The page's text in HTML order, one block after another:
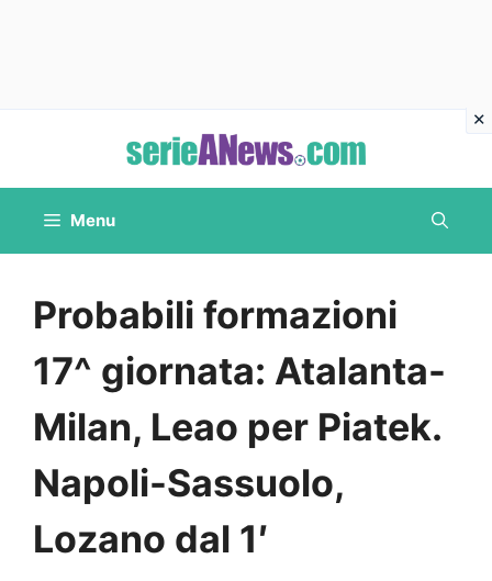
contenuto
Menu
Probabili formazioni
17^ giornata: Atalanta-
Milan, Leao per Piatek.
Napoli-Sassuolo,
Lozano dal 1′